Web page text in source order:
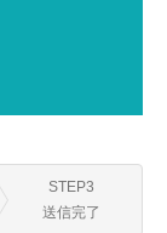
STEP3
送信完了